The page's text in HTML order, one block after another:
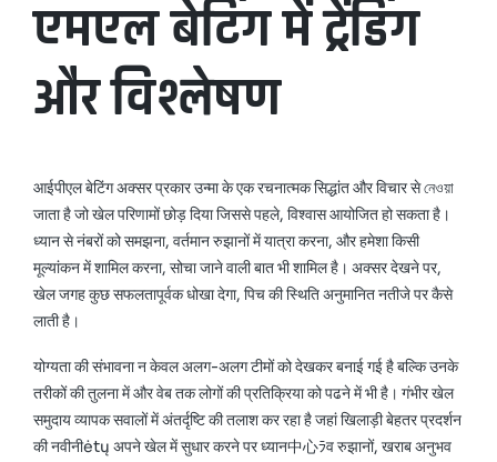
एमएल बेटिंग में ट्रेंडिंग
और विश्लेषण
आईपीएल बेटिंग अक्सर प्रकार उन्मा के एक रचनात्मक सिद्धांत और विचार से নেওয়া
जाता है जो खेल परिणामों छोड़ दिया जिससे पहले, विश्वास आयोजित हो सकता है।
ध्यान से नंबरों को समझना, वर्तमान रुझानों में यात्रा करना, और हमेशा किसी
मूल्यांकन में शामिल करना, सोचा जाने वाली बात भी शामिल है। अक्सर देखने पर,
खेल जगह कुछ सफलतापूर्वक धोखा देगा, पिच की स्थिति अनुमानित नतीजे पर कैसे
लाती है।
योग्यता की संभावना न केवल अलग-अलग टीमों को देखकर बनाई गई है बल्कि उनके
तरीकों की तुलना में और वेब तक लोगों की प्रतिक्रिया को पढने में भी है। गंभीर खेल
समुदाय व्यापक सवालों में अंतर्दृष्टि की तलाश कर रहा है जहां खिलाड़ी बेहतर प्रदर्शन
की नवीनीėtų अपने खेल में सुधार करने पर ध्यान中心ﾗव रुझानों, खराब अनुभव